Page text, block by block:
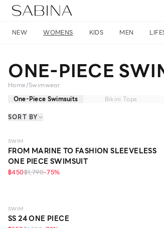
NEW WOMENS KIDS MEN
ONE-PIECE
Home/Swimwear
One-Piece Swimsuits
Bikini Tops
SORT BY
ECO LIFE
SWIM
FROM MARINE TO FASHION SLEEVELESS
ONE PIECE SWIMSUIT
฿450฿1,790-75%
SWIM
SS 24 ONE PIECE